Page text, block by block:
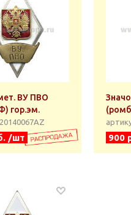
ВУ ПВО
гор.эм.
/шт 900